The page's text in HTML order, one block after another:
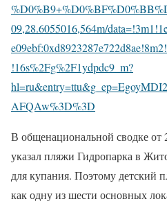
09,28.6055016,564m/
!16s%2Fg%2F1ydpdc9_m?
AFQAw%3D%3D
В общенациональной сводке
указал пляжи Гидропарка в
для купания. Поэтому детский
как одну из шести основных